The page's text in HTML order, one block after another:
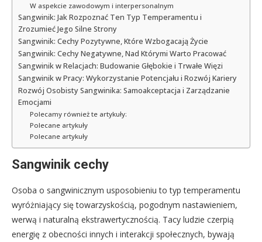
W aspekcie zawodowym i interpersonalnym
Sangwinik: Jak Rozpoznać Ten Typ Temperamentu i
Zrozumieć Jego Silne Strony
Sangwinik: Cechy Pozytywne, Które Wzbogacają Życie
Sangwinik: Cechy Negatywne, Nad Którymi Warto Pracować
Sangwinik w Relacjach: Budowanie Głębokie i Trwałe Więzi
Sangwinik w Pracy: Wykorzystanie Potencjału i Rozwój Kariery
Rozwój Osobisty Sangwinika: Samoakceptacja i Zarządzanie
Emocjami
Polecamy również te artykuły:
Polecane artykuły
Polecane artykuły
Sangwinik cechy
Osoba o sangwinicznym usposobieniu to typ temperamentu
wyróżniający się towarzyskością, pogodnym nastawieniem,
werwą i naturalną ekstrawertycznością. Tacy ludzie czerpią
energię z obecności innych i interakcji społecznych, bywają